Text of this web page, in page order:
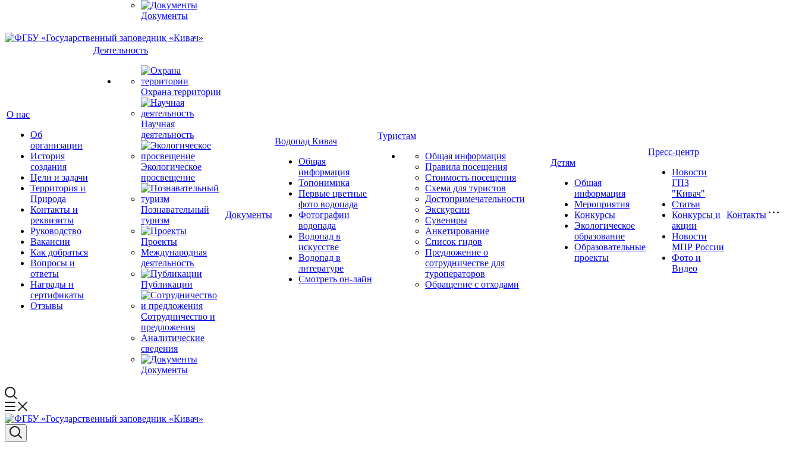
Документы
О нас
Об
организации
История
создания
Цели и задачи
Территория и
Природа
Контакты и
реквизиты
Руководство
Вакансии
Как добраться
Вопросы и
ответы
Награды и
сертификаты
Отзывы
Деятельность
Охрана территории
Научная
деятельность
Экологическое
просвещение
Познавательный
туризм
Проекты
Международная
деятельность
Публикации
Сотрудничество и
предложения
Аналитические
сведения
Документы
Документы
Водопад Кивач
Общая
информация
Топонимика
Первые цветные
фото водопада
Фотографии
водопада
Водопад в
искусстве
Водопад в
литературе
Смотреть он-лайн
Туристам
Общая информация
Правила посещения
Стоимость посещения
Схема для туристов
Достопримечательности
Экскурсии
Сувениры
Анкетирование
Список гидов
Предложение о
сотрудничестве для
туроператоров
Обращение с отходами
Детям
Общая
информация
Мероприятия
Конкурсы
Экологическое
образование
Образовательные
проекты
Пресс-центр
Новости
ГПЗ
"Кивач"
Статьи
Конкурсы и
акции
Новости
МПР России
Фото и
Видео
Контакты